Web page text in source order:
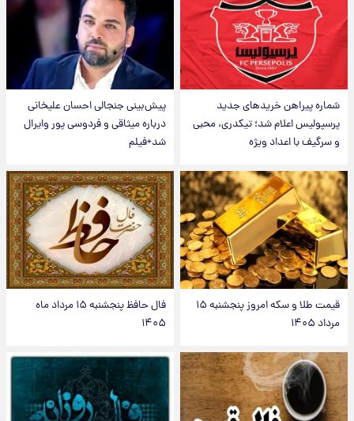
شماره پیراهن خریدهای جدید
پرسپولیس اعلام شد؛ تیکدری، محبی
و سرگیف با اعداد ویژه
پیش‌بینی جنجالی احسان علیخانی
درباره میثاقی و فردوسی پور وایرال
شد+فیلم
قیمت طلا و سکه امروز پنجشنبه ۱۵
مرداد ۱۴۰۵
فال حافظ پنجشنبه ۱۵ مرداد ماه
۱۴۰۵